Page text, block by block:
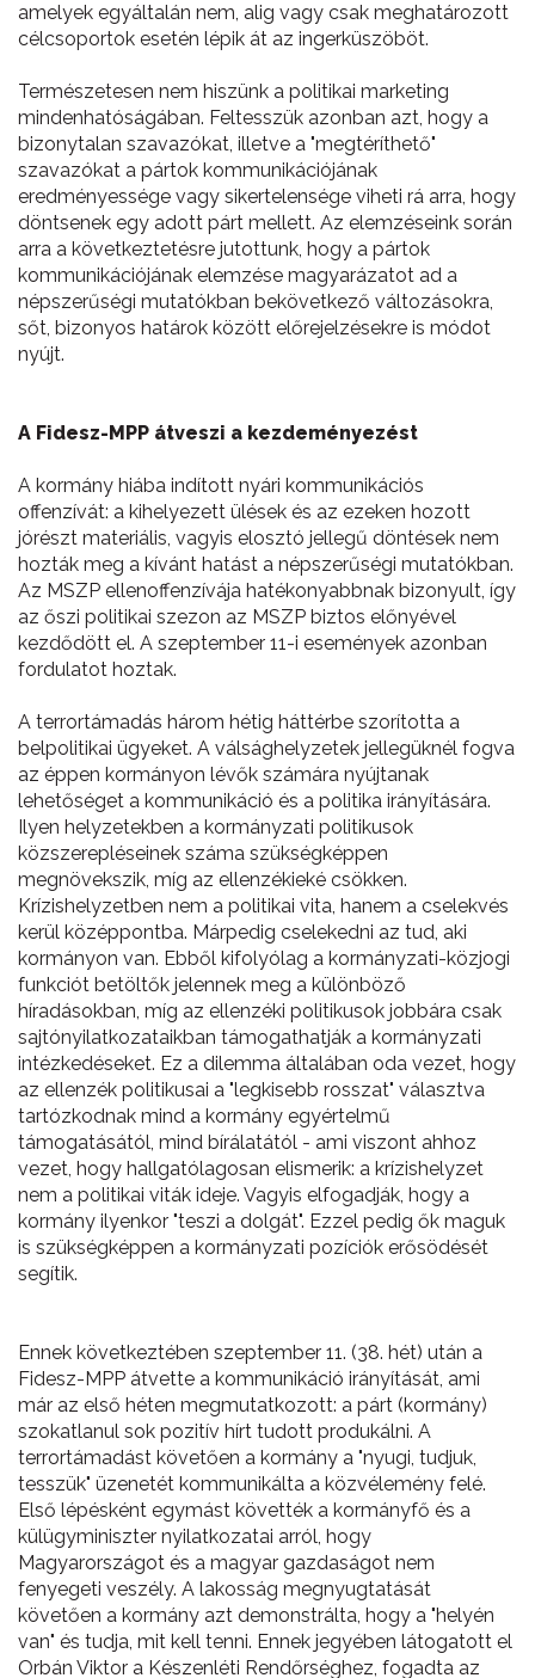
amelyek egyáltalán nem, alig vagy csak meghatározott
célcsoportok esetén lépik át az ingerküszöböt.
Természetesen nem hiszünk a politikai marketing
mindenhatóságában. Feltesszük azonban azt, hogy a
bizonytalan szavazókat, illetve a "megtéríthető"
szavazókat a pártok kommunikációjának
eredményessége vagy sikertelensége viheti rá arra, hogy
döntsenek egy adott párt mellett. Az elemzéseink során
arra a következtetésre jutottunk, hogy a pártok
kommunikációjának elemzése magyarázatot ad a
népszerűségi mutatókban bekövetkező változásokra,
sőt, bizonyos határok között előrejelzésekre is módot
nyújt.
A Fidesz-MPP átveszi a kezdeményezést
A kormány hiába indított nyári kommunikációs
offenzívát: a kihelyezett ülések és az ezeken hozott
jórészt materiális, vagyis elosztó jellegű döntések nem
hozták meg a kívánt hatást a népszerűségi mutatókban.
Az MSZP ellenoffenzívája hatékonyabbnak bizonyult, így
az őszi politikai szezon az MSZP biztos előnyével
kezdődött el. A szeptember 11-i események azonban
fordulatot hoztak.
A terrortámadás három hétig háttérbe szorította a
belpolitikai ügyeket. A válsághelyzetek jellegüknél fogva
az éppen kormányon lévők számára nyújtanak
lehetőséget a kommunikáció és a politika irányítására.
Ilyen helyzetekben a kormányzati politikusok
közszerepléseinek száma szükségképpen
megnövekszik, míg az ellenzékieké csökken.
Krízishelyzetben nem a politikai vita, hanem a cselekvés
kerül középpontba. Márpedig cselekedni az tud, aki
kormányon van. Ebből kifolyólag a kormányzati-közjogi
funkciót betöltők jelennek meg a különböző
híradásokban, míg az ellenzéki politikusok jobbára csak
sajtónyilatkozataikban támogathatják a kormányzati
intézkedéseket. Ez a dilemma általában oda vezet, hogy
az ellenzék politikusai a "legkisebb rosszat" választva
tartózkodnak mind a kormány egyértelmű
támogatásától, mind bírálatától - ami viszont ahhoz
vezet, hogy hallgatólagosan elismerik: a krízishelyzet
nem a politikai viták ideje. Vagyis elfogadják, hogy a
kormány ilyenkor "teszi a dolgát". Ezzel pedig ők maguk
is szükségképpen a kormányzati pozíciók erősödését
segítik.
Ennek következtében szeptember 11. (38. hét) után a
Fidesz-MPP átvette a kommunikáció irányítását, ami
már az első héten megmutatkozott: a párt (kormány)
szokatlanul sok pozitív hírt tudott produkálni. A
terrortámadást követően a kormány a "nyugi, tudjuk,
tesszük" üzenetét kommunikálta a közvélemény felé.
Első lépésként egymást követték a kormányfő és a
külügyminiszter nyilatkozatai arról, hogy
Magyarországot és a magyar gazdaságot nem
fenyegeti veszély. A lakosság megnyugtatását
követően a kormány azt demonstrálta, hogy a "helyén
van" és tudja, mit kell tenni. Ennek jegyében látogatott el
Orbán Viktor a Készenléti Rendőrséghez, fogadta az